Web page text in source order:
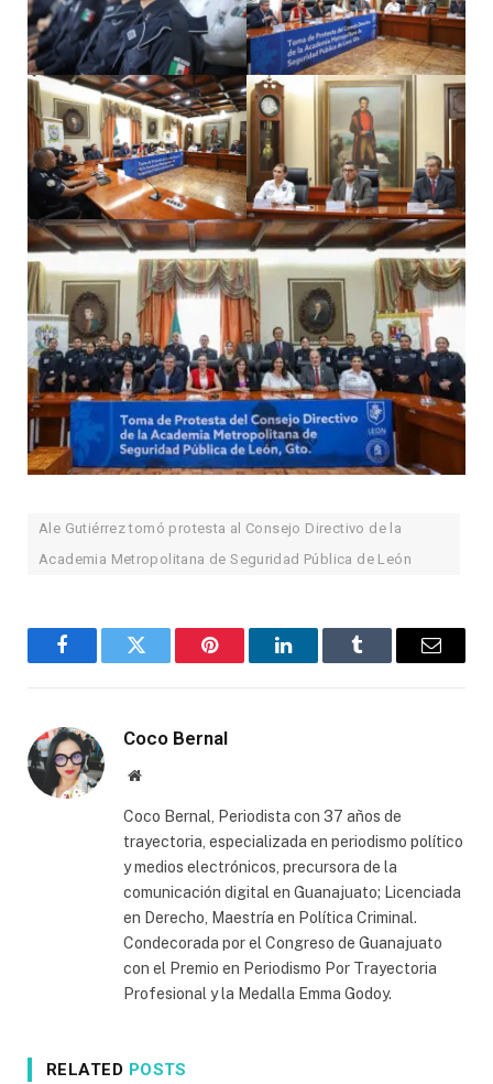
Ale Gutiérrez tomó protesta al Consejo Directivo de la
Academia Metropolitana de Seguridad Pública de León
FacebookTwitter Pinterest LinkedInTumblr Email
Coco Bernal
Website
Coco Bernal, Periodista con 37 años de
trayectoria, especializada en periodismo político
y medios electrónicos, precursora de la
comunicación digital en Guanajuato; Licenciada
en Derecho, Maestría en Política Criminal.
Condecorada por el Congreso de Guanajuato
con el Premio en Periodismo Por Trayectoria
Profesional y la Medalla Emma Godoy.
RELATED POSTS